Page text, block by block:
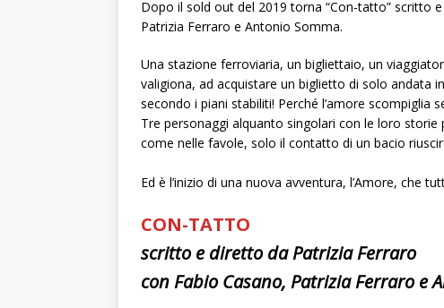
Dopo il sold out del 2019 torna “Con-tatto” scritto
Patrizia Ferraro e Antonio Somma.
Una stazione ferroviaria, un bigliettaio, un
valigiona, ad acquistare un biglietto di solo andata
secondo i piani stabiliti! Perché l’amore scompiglia
Tre personaggi alquanto singolari con le loro
come nelle favole, solo il contatto di un bacio
Ed è l’inizio di una nuova avventura, l’Amore, che
CON-TATTO
scritto e diretto da Patrizia Ferraro
con Fabio Casano, Patrizia Ferraro e